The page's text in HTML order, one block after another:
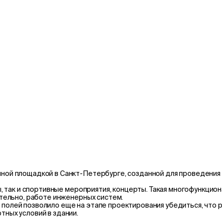
площадкой в Санкт-Петербурге, созданной для
и спортивные мероприятия, концерты. Такая
работе инженерных систем.
позволило еще на этапе проектирования убедиться,
условий в здании.